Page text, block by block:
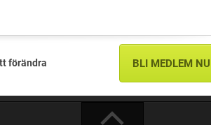
förändra BLI MEDLEM NU